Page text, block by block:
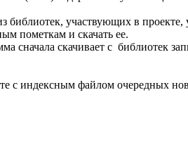
библиотек, участвующих в
пометкам и скачать ее.
сначала скачивает с библиотек
с индексным файлом очередных